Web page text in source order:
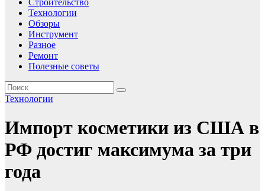
Строительство
Технологии
Обзоры
Инструмент
Разное
Ремонт
Полезные советы
Технологии
Импорт косметики из США в
РФ достиг максимума за три
года